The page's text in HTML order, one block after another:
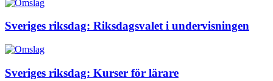
Sveriges riksdag: Riksdagsvalet i undervisningen
Sveriges riksdag: Kurser för lärare